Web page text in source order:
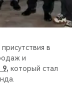
в
и
9, который стал